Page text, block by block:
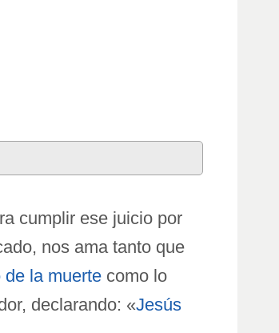
cumplir ese juicio por
nos ama tanto que
de la muerte como lo
declarando: «Jesús